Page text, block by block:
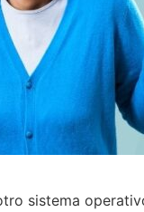
sistema